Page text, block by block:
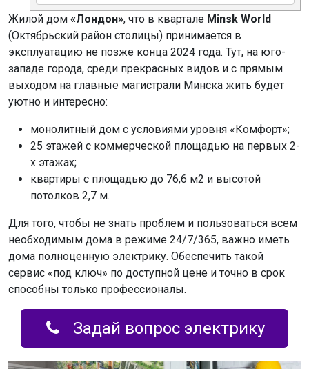
Жилой дом «Лондон», что в квартале Minsk World
(Октябрьский район столицы) принимается в
эксплуатацию не позже конца 2024 года. Тут, на юго-
западе города, среди прекрасных видов и с прямым
выходом на главные магистрали Минска жить будет
уютно и интересно:
монолитный дом с условиями уровня «Комфорт»;
25 этажей с коммерческой площадью на первых 2-
х этажах;
квартиры с площадью до 76,6 м2 и высотой
потолков 2,7 м.
Для того, чтобы не знать проблем и пользоваться всем
необходимым дома в режиме 24/7/365, важно иметь
дома полноценную электрику. Обеспечить такой
сервис «под ключ» по доступной цене и точно в срок
способны только профессионалы.
Задай вопрос электрику